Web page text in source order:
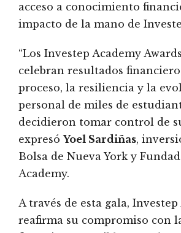
acceso a conocimiento
impacto de la mano de
“Los Investep Academy
celebran resultados
proceso, la resiliencia y la
personal de miles de
decidieron tomar control de
expresóYoel Sardiñas,
Bolsa de Nueva York y
Academy.
A través de esta gala, Investep
reafirma su compromiso con